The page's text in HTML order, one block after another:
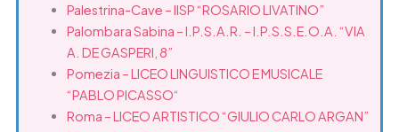
Palestrina-Cave – IISP “ROSARIO LIVATINO”
Palombara Sabina – I.P.S.A.R. – I.P.S.S.E.O.A. “VIA
A. DE GASPERI, 8”
Pomezia – LICEO LINGUISTICO E MUSICALE
“PABLO PICASSO“
Roma – LICEO ARTISTICO “GIULIO CARLO ARGAN”